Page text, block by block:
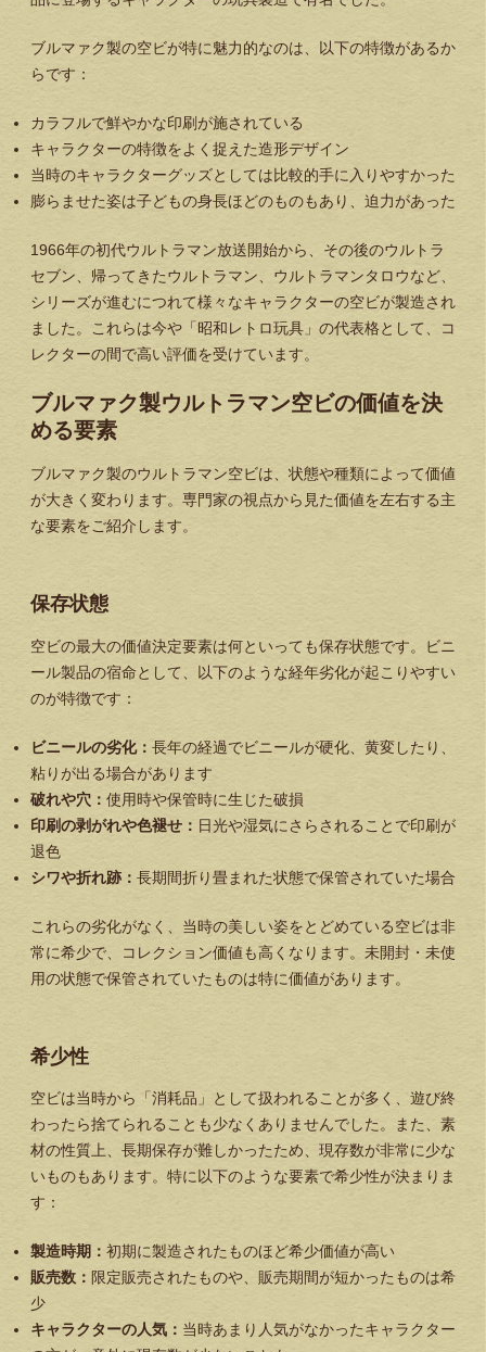
ブルマァク製の空ビが特に魅力的なのは、以下の特徴があるか
らです：
カラフルで鮮やかな印刷が施されている
キャラクターの特徴をよく捉えた造形デザイン
当時のキャラクターグッズとしては比較的手に入りやすかった
膨らませた姿は子どもの身長ほどのものもあり、迫力があった
1966年の初代ウルトラマン放送開始から、その後のウルトラ
セブン、帰ってきたウルトラマン、ウルトラマンタロウなど、
シリーズが進むにつれて様々なキャラクターの空ビが製造され
ました。これらは今や「昭和レトロ玩具」の代表格として、コ
レクターの間で高い評価を受けています。
ブルマァク製ウルトラマン空ビの価値を決
める要素
ブルマァク製のウルトラマン空ビは、状態や種類によって価値
が大きく変わります。専門家の視点から見た価値を左右する主
な要素をご紹介します。
保存状態
空ビの最大の価値決定要素は何といっても保存状態です。ビニ
ール製品の宿命として、以下のような経年劣化が起こりやすい
のが特徴です：
ビニールの劣化： 長年の経過でビニールが硬化、黄変したり、
粘りが出る場合があります
破れや穴： 使用時や保管時に生じた破損
印刷の剥がれや色褪せ： 日光や湿気にさらされることで印刷が
退色
シワや折れ跡： 長期間折り畳まれた状態で保管されていた場合
これらの劣化がなく、当時の美しい姿をとどめている空ビは非
常に希少で、コレクション価値も高くなります。未開封・未使
用の状態で保管されていたものは特に価値があります。
希少性
空ビは当時から「消耗品」として扱われることが多く、遊び終
わったら捨てられることも少なくありませんでした。また、素
材の性質上、長期保存が難しかったため、現存数が非常に少な
いものもあります。特に以下のような要素で希少性が決まりま
す：
製造時期： 初期に製造されたものほど希少価値が高い
販売数： 限定販売されたものや、販売期間が短かったものは希
少
キャラクターの人気： 当時あまり人気がなかったキャラクター